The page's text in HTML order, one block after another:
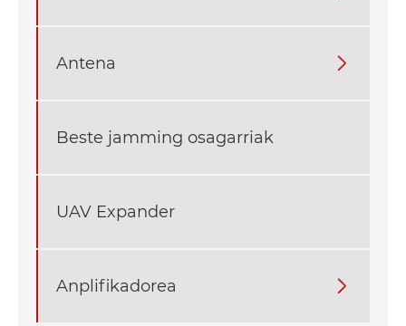
Antena 
Beste jamming osagarriak
UAV Expander
Anplifikadorea 